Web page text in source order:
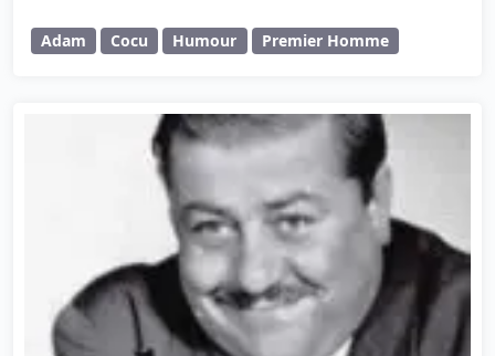
Adam Cocu Humour Premier Homme